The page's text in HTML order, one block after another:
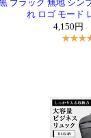
ブラック 無地 シン
れ ロゴ モード
4,150円